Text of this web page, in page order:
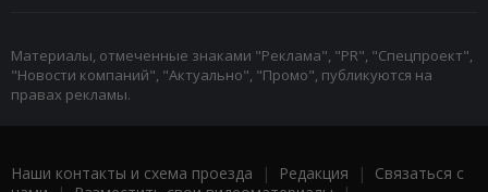
Материалы, отмеченные знаками "Реклама", "PR", "Спецпроект",
"Новости компаний", "Актуально", "Промо", публикуются на
правах рекламы.
Наши контакты и схема проезда | Редакция | Связаться с